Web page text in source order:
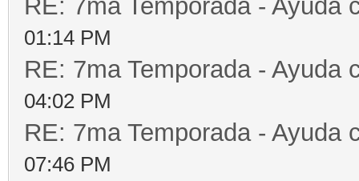
RE: 7ma Temporada - Ayuda
01:14 PM
RE: 7ma Temporada - Ayuda
04:02 PM
RE: 7ma Temporada - Ayuda
07:46 PM